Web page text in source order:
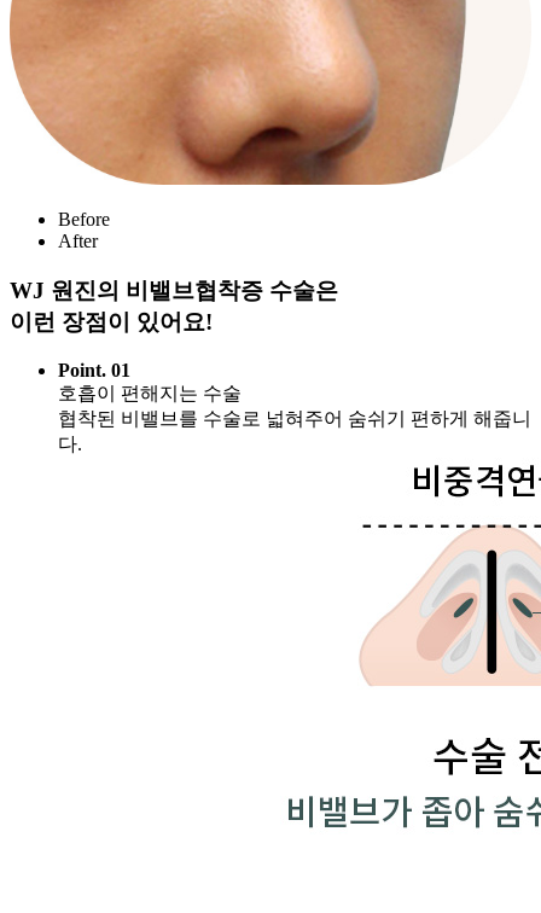
Before
After
WJ 원진의 비밸브협착증 수술은
이런 장점이 있어요!
Point. 01
호흡이 편해지는 수술
협착된 비밸브를 수술로 넓혀주어 숨쉬기 편하게 해줍니
다.